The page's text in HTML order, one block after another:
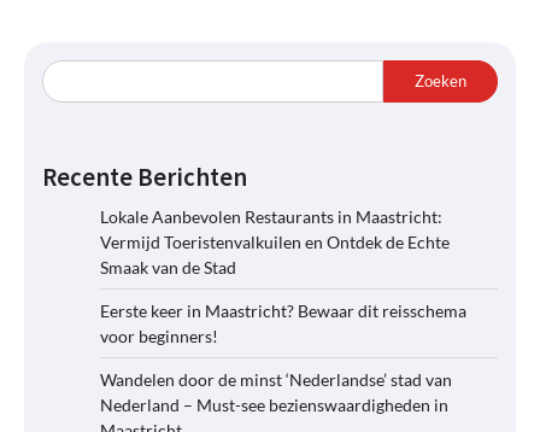
Zoeken
Recente Berichten
Lokale Aanbevolen Restaurants in Maastricht:
Vermijd Toeristenvalkuilen en Ontdek de Echte
Smaak van de Stad
Eerste keer in Maastricht? Bewaar dit reisschema
voor beginners!
Wandelen door de minst ‘Nederlandse’ stad van
Nederland – Must-see bezienswaardigheden in